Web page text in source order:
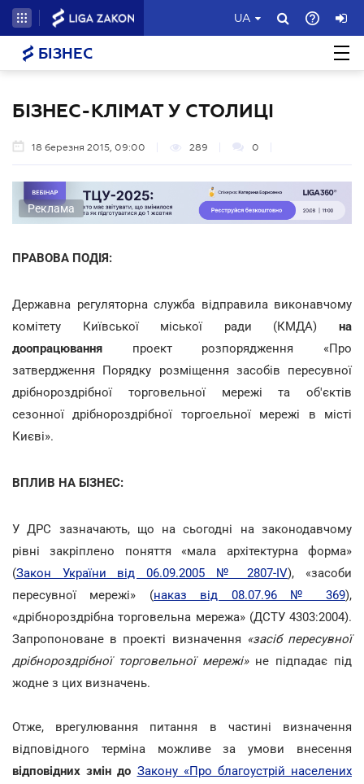
UA
БІЗНЕС
БІЗНЕС-КЛІМАТ У СТОЛИЦІ
18 березня 2015, 09:00 289 0
Реклама
ПРАВОВА ПОДІЯ:
Державна регуляторна служба відправила виконавчому
комітету Київської міської ради (КМДА) на
доопрацювання проект розпорядження «Про
затвердження Порядку розміщення засобів пересувної
дрібнороздрібної торговельної мережі та об'єктів
сезонної дрібнороздрібної торгоельної мережі в місті
Києві».
ВПЛИВ НА БІЗНЕС:
У ДРС зазначають, що на сьогодні на законодавчому
рівні закріплено поняття «мала архітектурна форма»
(Закон України від 06.09.2005 № 2807-IV), «засоби
пересувної мережі» (наказ від 08.07.96 № 369),
«дрібнороздрібна торговельна мережа» (ДСТУ 4303:2004).
Запропоноване в проекті визначення «засіб пересувної
дрібнороздрібної торговельної мережі» не підпадає під
жодне з цих визначень.
Отже, врегулювання питання в частині визначення
відповідного терміна можливе за умови внесення
відповідних змін до Закону «Про благоустрій населених